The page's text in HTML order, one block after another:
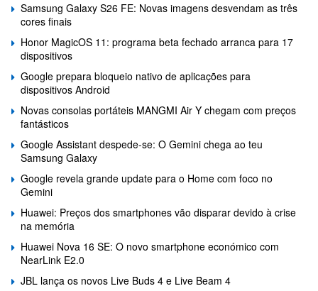
Samsung Galaxy S26 FE: Novas imagens desvendam as três
cores finais
Honor MagicOS 11: programa beta fechado arranca para 17
dispositivos
Google prepara bloqueio nativo de aplicações para
dispositivos Android
Novas consolas portáteis MANGMI Air Y chegam com preços
fantásticos
Google Assistant despede-se: O Gemini chega ao teu
Samsung Galaxy
Google revela grande update para o Home com foco no
Gemini
Huawei: Preços dos smartphones vão disparar devido à crise
na memória
Huawei Nova 16 SE: O novo smartphone económico com
NearLink E2.0
JBL lança os novos Live Buds 4 e Live Beam 4